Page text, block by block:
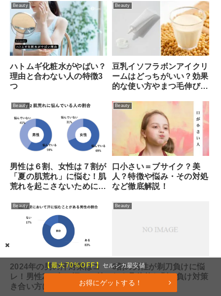
【最大70%OFF】 セルシカ最安値
お得にゲットする！
Beauty
ハトムギ化粧水がやばい？
理由と合わない人の特徴3
つ
Beauty
豆乳イソフラボンアイクリ
ームはどっちがいい？効果
的な使い方やまつ毛伸びる
Beauty
男性は６割、女性は７割が
「夏の肌荒れ」に悩む！肌
荒れを起こさないために行
Beauty
口小さい＝ブサイク？美
人？特徴や悩み・その対処
など徹底解説！
Beauty
2024年の男の汗対策はコ
レ！男性200名に汗との付
き合い方について調査
Beauty
6割の男性が剃刀負けに悩
む｜具体的な剃り負け対策
を調査してみた